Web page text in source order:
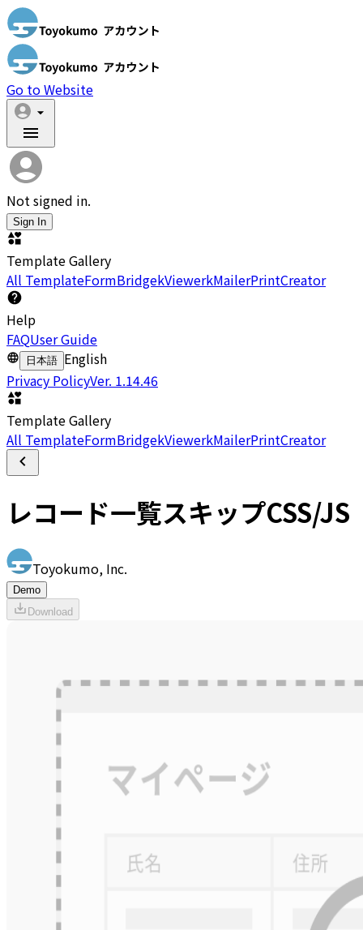
Go to Website
Not signed in.
Sign In
Template Gallery
All TemplateFormBridgekViewerkMailerPrintCreator
Help
FAQUser Guide
日本語 English
Privacy PolicyVer. 1.14.46
Template Gallery
All TemplateFormBridgekViewerkMailerPrintCreator
レコード一覧スキップCSS/JS
Toyokumo, Inc.
Demo
Download